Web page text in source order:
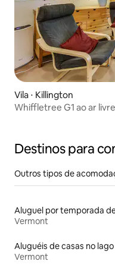
Vila ⋅ Killington
Whiffletree G1 ao ar
Destinos para
Outros tipos de
Vermont
Aluguéis de casas no lago
Vermont